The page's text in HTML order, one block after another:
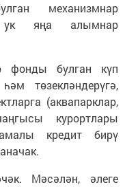
механизмнар
ук яңа алымнар
фонды булган күп
төзекләндерүгә,
(аквапарклар,
курортлары
кредит бирү
Мәсәлән, әлеге